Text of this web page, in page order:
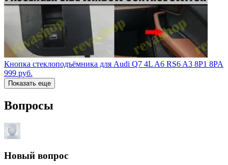
Кнопка стеклоподъёмника для Audi Q7 4L A6 RS6 A3 8P1 8PA
999 руб.
Показать еще
Вопросы
Новый вопрос